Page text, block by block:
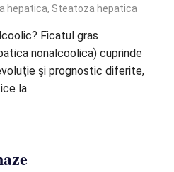
hepatica, Steatoza hepatica
Ficatul gras
nonalcoolica) cuprinde
şi prognostic diferite,
la